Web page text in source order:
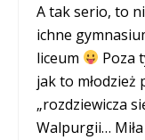
A tak serio, to
ichne
liceum
Poza
jak to młodzież
„rozdziewicza
Walpurgii…